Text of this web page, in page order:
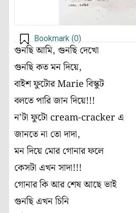
Bookmark (0)
গুনছি আমি, গুনছি দেখো
গুনছি কত মন দিয়ে,
বাইশ ফুটোর Marie বিস্কুট
বলতে পারি জান দিয়ে!!!
ন’টা ফুটো cream-cracker এ
জানতে না তো দাদা,
মন দিয়ে মোর গোনার ফলে
কেসটা এখন সাদা!!!
গোনার কি আর শেষ আছে ভাই
গুনছি এখন চিনি